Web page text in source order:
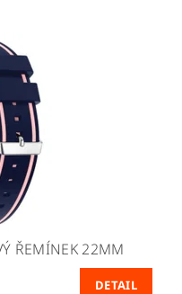
ŘEMÍNEK 22MM
DETAIL